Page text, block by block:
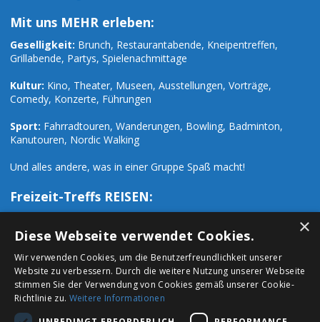
Mit uns MEHR erleben:
Geselligkeit: Brunch, Restaurantabende, Kneipentreffen,
Grillabende, Partys, Spielenachmittage
Kultur: Kino, Theater, Museen, Ausstellungen, Vorträge,
Comedy, Konzerte, Führungen
Sport: Fahrradtouren, Wanderungen, Bowling, Badminton,
Kanutouren, Nordic Walking
Und alles andere, was in einer Gruppe Spaß macht!
Freizeit-Treffs REISEN:
auch Ausflüge und Reisen:
Städtetrips:Paris, London, Prag, Rom, Hamburg, Mailand u.a.
Urlaubsreisen: Ski- Wander- Fahrrad- und Urlaubsreisen
sowie Vorträge, Seminare und Workshops
×
Diese Webseite verwendet Cookies.
Wir verwenden Cookies, um die Benutzerfreundlichkeit unserer
Website zu verbessern. Durch die weitere Nutzung unserer Webseite
stimmen Sie der Verwendung von Cookies gemäß unserer Cookie-
Richtlinie zu. Weitere Informationen